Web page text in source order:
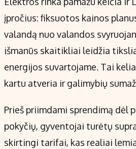
Kontaktai
Regionų naujienos
Indėlių palūkanos
įpročius: fiksuotos kainos
valandą nuo valandos
išmanūs skaitikliai leidžia
energijos suvartojame. Tai
kartu atveria ir galimybių
Prieš priimdami sprendimą dėl
pokyčių, gyventojai turėtų
skirtingi tarifai, kas realiai